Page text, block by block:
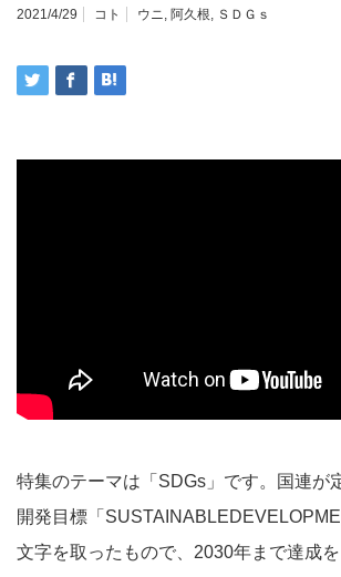
2021/4/29 コト ウニ, 阿久根, ＳＤＧｓ
特集のテーマは「SDGs」です。国連が
開発目標「
文字を取ったもので、2030年まで達成